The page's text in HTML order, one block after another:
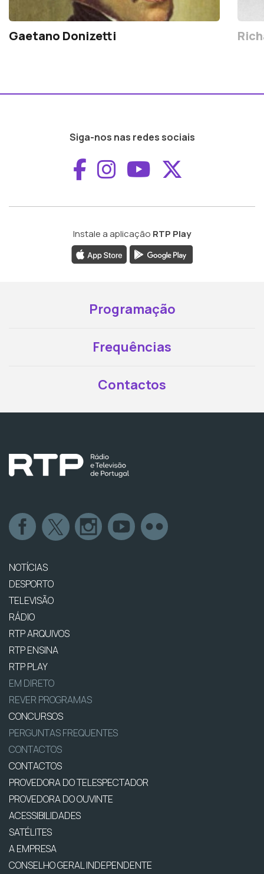
Gaetano Donizetti
Siga-nos nas redes sociais
Aceder ao
Aceder ao
Aceder ao
Instale a aplicação RTP Play
Programação
Frequências
Contactos
NOTÍCIAS
DESPORTO
TELEVISÃO
RÁDIO
RTP ARQUIVOS
RTP ENSINA
RTP PLAY
EM DIRETO
REVER PROGRAMAS
CONCURSOS
PERGUNTAS FREQUENTES
CONTACTOS
CONTACTOS
PROVEDORA DO TELESPECTADOR
PROVEDORA DO OUVINTE
ACESSIBILIDADES
SATÉLITES
A EMPRESA
CONSELHO GERAL INDEPENDENTE